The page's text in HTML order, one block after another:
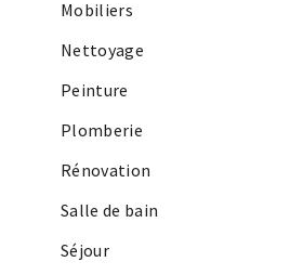
Mobiliers
Nettoyage
Peinture
Plomberie
Rénovation
Salle de bain
Séjour